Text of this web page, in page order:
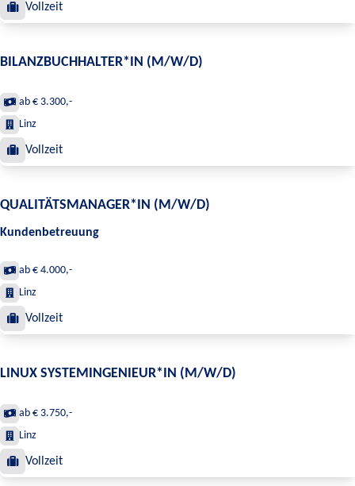
Vollzeit
BILANZBUCHHALTER*IN (M/W/D)
ab € 3.300,-
Linz
Vollzeit
QUALITÄTSMANAGER*IN (M/W/D)
Kundenbetreuung
ab € 4.000,-
Linz
Vollzeit
LINUX SYSTEMINGENIEUR*IN (M/W/D)
ab € 3.750,-
Linz
Vollzeit